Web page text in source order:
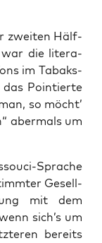
zwei­ten Hälf­
war die lite­ra­
im Tabaks­
Poin­tier­te
so möcht’
aber­mals um
Spra­che
Gesell­
mit dem
sich’s um
bereits